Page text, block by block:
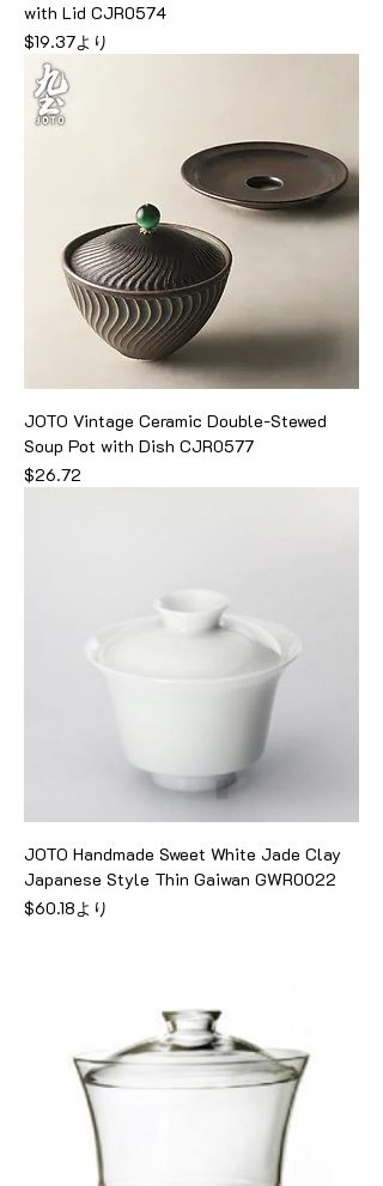
with Lid CJR0574
$19.37より
セール価格
JOTO Vintage Ceramic Double-Stewed
Soup Pot with Dish CJR0577
価格
$26.72
JOTO Handmade Sweet White Jade Clay
Japanese Style Thin Gaiwan GWR0022
$60.18より
セール価格